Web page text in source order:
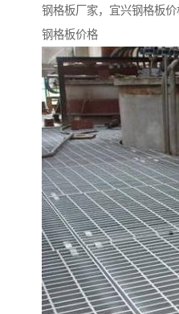
钢格板厂家，宜兴钢格板
钢格板价格